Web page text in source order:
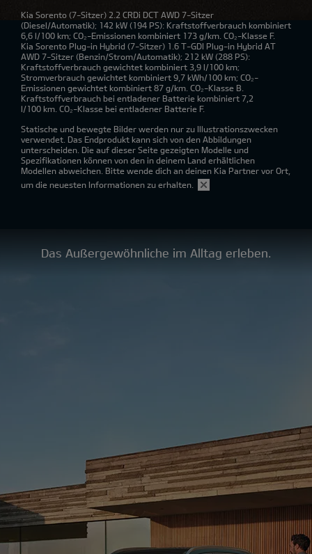
Kia Sorento (7-Sitzer) 2.2 CRDi DCT AWD 7-Sitzer
(Diesel/Automatik); 142 kW (194 PS): Kraftstoffverbrauch kombiniert
6,6 l/100 km; CO₂-Emissionen kombiniert 173 g/km. CO₂-Klasse F.
Kia Sorento Plug-in Hybrid (7-Sitzer) 1.6 T-GDI Plug-in Hybrid AT
AWD 7-Sitzer (Benzin/Strom/Automatik); 212 kW (288 PS):
Kraftstoffverbrauch gewichtet kombiniert 3,9 l/100 km;
Stromverbrauch gewichtet kombiniert 9,7 kWh/100 km; CO₂-
Emissionen gewichtet kombiniert 87 g/km. CO₂-Klasse B.
Kraftstoffverbrauch bei entladener Batterie kombiniert 7,2
l/100 km. CO₂-Klasse bei entladener Batterie F.
Statische und bewegte Bilder werden nur zu Illustrationszwecken
verwendet. Das Endprodukt kann sich von den Abbildungen
unterscheiden. Die auf dieser Seite gezeigten Modelle und
Spezifikationen können von den in deinem Land erhältlichen
Modellen abweichen. Bitte wende dich an deinen Kia Partner vor Ort,
um die neuesten Informationen zu erhalten.
Das Außergewöhnliche im Alltag erleben.